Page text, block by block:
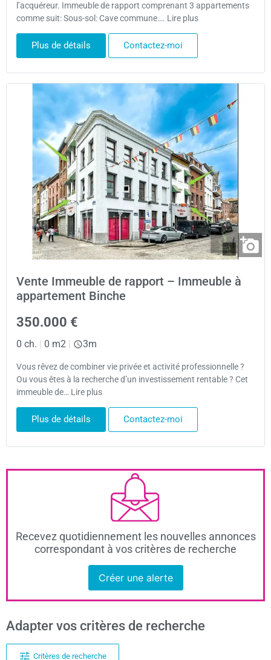
l’acquéreur. Immeuble de rapport comprenant 3 appartements
comme suit: Sous-sol: Cave commune…. Lire plus
Plus de détails Contactez-moi
Vente Immeuble de rapport – Immeuble à
appartement Binche
350.000 €
0 ch. 0 m2 3m
Vous rêvez de combiner vie privée et activité professionnelle ?
Ou vous êtes à la recherche d’un investissement rentable ? Cet
immeuble de… Lire plus
Plus de détails Contactez-moi
Recevez quotidiennement les nouvelles annonces
correspondant à vos critères de recherche
Créer une alerte
Adapter vos critères de recherche
Critères de recherche